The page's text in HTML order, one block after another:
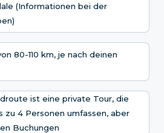
(Informationen bei der
80-110 km, je nach deinen
ist eine private Tour, die
zu 4 Personen umfassen, aber
Buchungen